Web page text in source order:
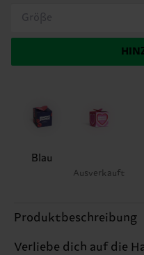
Größe
Blau
Ausverkauft
Produktbeschreibung
Verliebe dich auf die